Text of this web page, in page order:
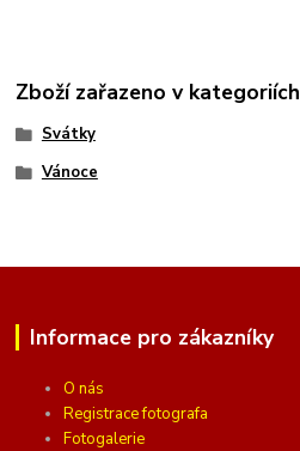
Zboží zařazeno v kategoriích
Svátky
Vánoce
Informace pro zákazníky
O nás
Registrace fotografa
Fotogalerie